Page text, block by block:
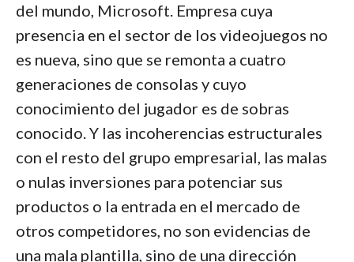
del mundo, Microsoft. Empresa cuya
presencia en el sector de los videojuegos no
es nueva, sino que se remonta a cuatro
generaciones de consolas y cuyo
conocimiento del jugador es de sobras
conocido. Y las incoherencias estructurales
con el resto del grupo empresarial, las malas
o nulas inversiones para potenciar sus
productos o la entrada en el mercado de
otros competidores, no son evidencias de
una mala plantilla, sino de una dirección